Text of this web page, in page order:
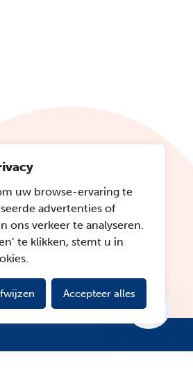
uw browse-ervaring te
advertenties of
ons verkeer te analyseren.
te klikken, stemt u in
Accepteer alles